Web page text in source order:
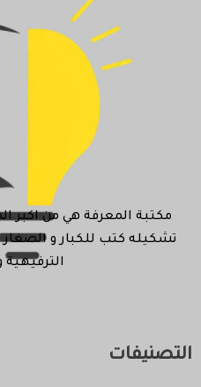
مكتبة المعرفة هي من اكبر
تشكيله كتب للكبار و الصغار
الترفيهية
التصنيفات